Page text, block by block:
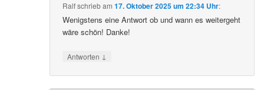
Ralfschriebam17. Oktober 2025 um 22:34 Uhr:
Wenigstens eine Antwort ob und wann es weitergeht
wäre schön! Danke!
Antworten ↓